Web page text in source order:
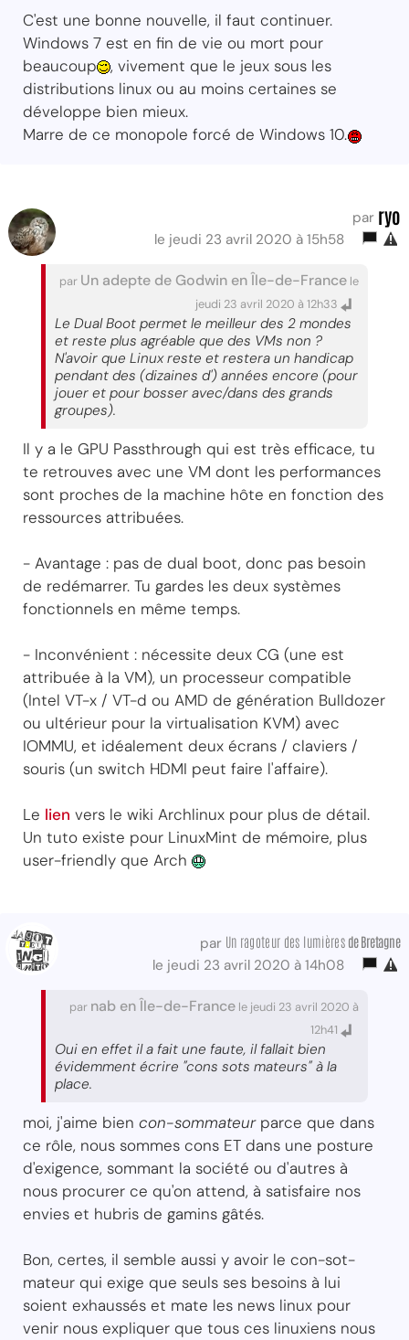
C'est une bonne nouvelle, il faut continuer.
Windows 7 est en fin de vie ou mort pour
beaucoup
, vivement que le jeux sous les
distributions linux ou au moins certaines se
développe bien mieux.
Marre de ce monopole forcé de Windows 10.
par ryo
le jeudi 23 avril 2020 à 15h58
par Un adepte de Godwin en Île-de-France le
jeudi 23 avril 2020 à 12h33
Le Dual Boot permet le meilleur des 2 mondes
et reste plus agréable que des VMs non ?
N'avoir que Linux reste et restera un handicap
pendant des (dizaines d') années encore (pour
jouer et pour bosser avec/dans des grands
groupes).
Il y a le GPU Passthrough qui est très efficace, tu
te retrouves avec une VM dont les performances
sont proches de la machine hôte en fonction des
ressources attribuées.
- Avantage : pas de dual boot, donc pas besoin
de redémarrer. Tu gardes les deux systèmes
fonctionnels en même temps.
- Inconvénient : nécessite deux CG (une est
attribuée à la VM), un processeur compatible
(Intel VT-x / VT-d ou AMD de génération Bulldozer
ou ultérieur pour la virtualisation KVM) avec
IOMMU, et idéalement deux écrans / claviers /
souris (un switch HDMI peut faire l'affaire).
Le lien vers le wiki Archlinux pour plus de détail.
Un tuto existe pour LinuxMint de mémoire, plus
user-friendly que Arch
par Un ragoteur des lumières de Bretagne
le jeudi 23 avril 2020 à 14h08
par nab en Île-de-France le jeudi 23 avril 2020 à
12h41
Oui en effet il a fait une faute, il fallait bien
évidemment écrire "cons sots mateurs" à la
place.
moi, j'aime bien con-sommateurparce que dans
ce rôle, nous sommes cons ET dans une posture
d'exigence, sommant la société ou d'autres à
nous procurer ce qu'on attend, à satisfaire nos
envies et hubris de gamins gâtés.
Bon, certes, il semble aussi y avoir le con-sot-
mateur qui exige que seuls ses besoins à lui
soient exhaussés et mate les news linux pour
venir nous expliquer que tous ces linuxiens nous